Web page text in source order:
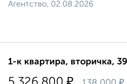
Агентство, 02.08.2026
1-к квартира, вторичка,